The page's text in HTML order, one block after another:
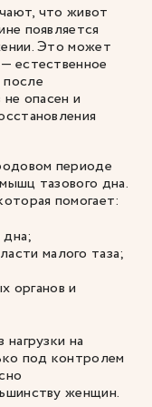
что живот
появляется
Это может
естественное
опасен и
периоде
тазового дна.
помогает:
малого таза;
органов и
на
под контролем
женщин.